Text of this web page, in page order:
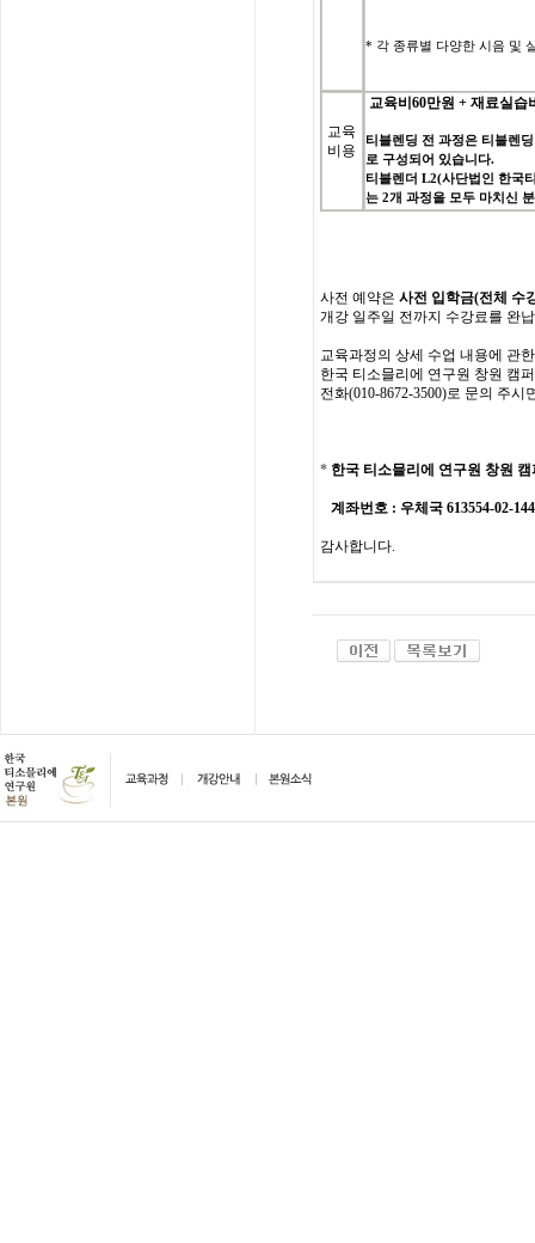
* 각 종류별 다양한 시음 및
교육
비용
교육비60만원 +재료실습
티블렌딩 전 과정은 티블렌딩
로 구성되어 있습니다.
티블렌더 L2(사단법인 한국
는 2개 과정을 모두 마치신
사전 예약은 사전 입학금(전체 수
개강 일주일 전까지 수강료를 완
교육과정의 상세 수업 내용에 관한
한국 티소믈리에 연구원 창원 캠
전화(010-8672-3500)로 문의 주시
* 한국 티소믈리에 연구원 창원 캠
계좌번호 : 우체국 613554-02-
감사합니다.